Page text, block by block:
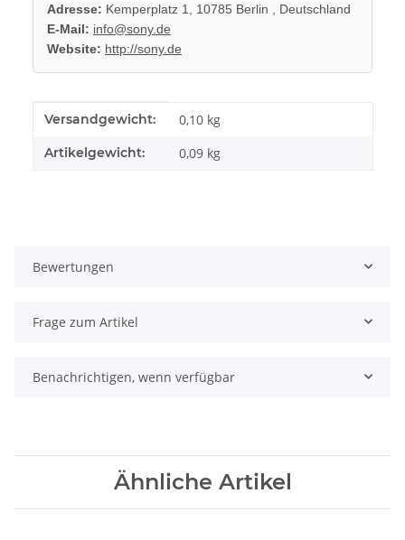
Adresse: Kemperplatz 1, 10785 Berlin , Deutschland
E-Mail: info@sony.de
Website: http://sony.de
Produkteigenschaft
Wert
Versandgewicht: 0,10 kg
Artikelgewicht: 0,09 kg
Bewertungen
Frage zum Artikel
Benachrichtigen, wenn verfügbar
Ähnliche Artikel